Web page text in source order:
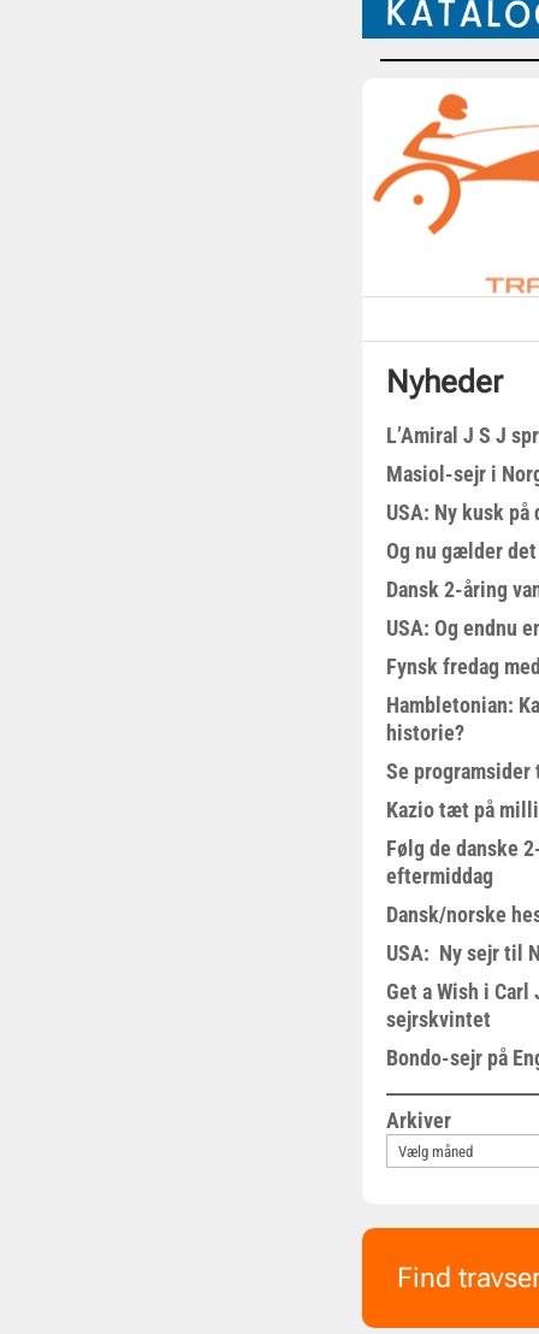
Nyheder
L’Amiral J S J
Masiol-sejr i
USA: Ny kusk på
Og nu gælder
Dansk 2-åring
USA: Og endnu
Fynsk fredag
Hambletonian:
historie?
Se
Kazio tæt på
Følg de danske
eftermiddag
Dansk/norske
USA: Ny sejr til
Get a Wish i Carl
sejrskvintet
Bondo-sejr på
Arkiver
Find